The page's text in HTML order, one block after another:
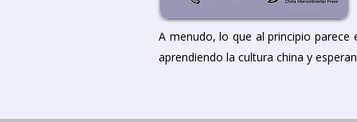
A menudo, lo que al principio
aprendiendo la cultura china y